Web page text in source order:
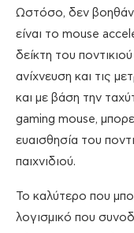
Ωστόσο, δεν
είναι το mouse
δείκτη του
ανίχνευση και τις
και με βάση την
gaming mouse,
ευαισθησία του
παιχνιδιού.
Το καλύτερο που
λογισμικό που